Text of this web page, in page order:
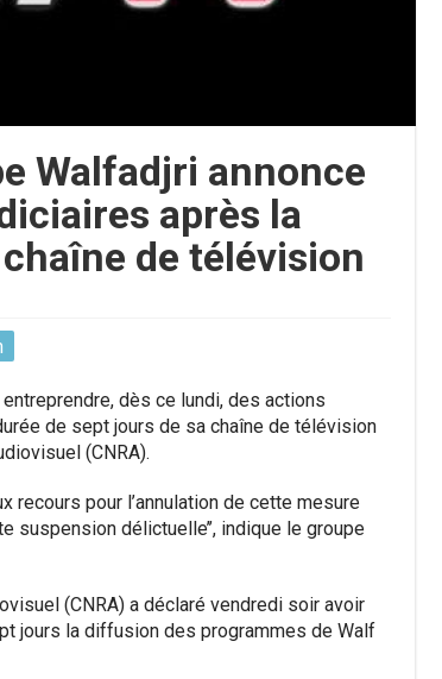
Walfadjri annonce
après la
de télévision
dès ce lundi, des actions
de sept jours de sa chaîne de télévision
(CNRA).
recours pour l’annulation de cette mesure
délictuelle’’, indique le groupe
(CNRA) a déclaré vendredi soir avoir
jours la diffusion des programmes de Walf